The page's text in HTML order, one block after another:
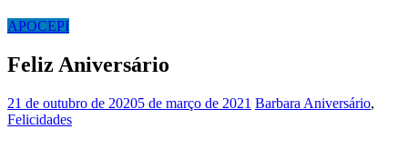
APOCEPI
Feliz Aniversário
21 de outubro de 20205 de março de 2021 Barbara Aniversário,
Felicidades